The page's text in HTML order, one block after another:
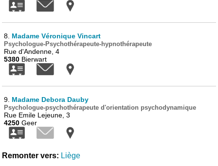
8. Madame Véronique Vincart
Psychologue-Psychothérapeute-hypnothérapeute
Rue d'Andenne, 4
5380 Bierwart
9. Madame Debora Dauby
Psychologue-psychothérapeute d'orientation psychodynamique
Rue Emile Lejeune, 3
4250 Geer
Remonter vers: Liège